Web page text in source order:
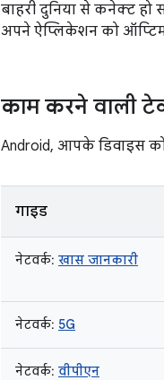
बाहरी दुनिया से कनेक्ट
अपने ऐप्लिकेशन को
काम करने वाली
Android, आपके डिवाइस
गाइड
नेटवर्क: खास जानकारी
नेटवर्क: 5G
नेटवर्क: वीपीएन